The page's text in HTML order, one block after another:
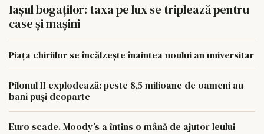
Iașul bogaților: taxa pe lux se triplează pentru
case și mașini
Piața chiriilor se încălzește înaintea noului an universitar
Pilonul II explodează: peste 8,5 milioane de oameni au
bani puși deoparte
Euro scade. Moody’s a întins o mână de ajutor leului